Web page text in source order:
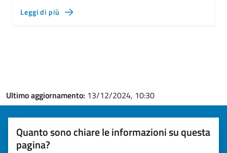
Leggi di più
Ultimo aggiornamento: 13/12/2024, 10:30
Quanto sono chiare le informazioni su questa
pagina?